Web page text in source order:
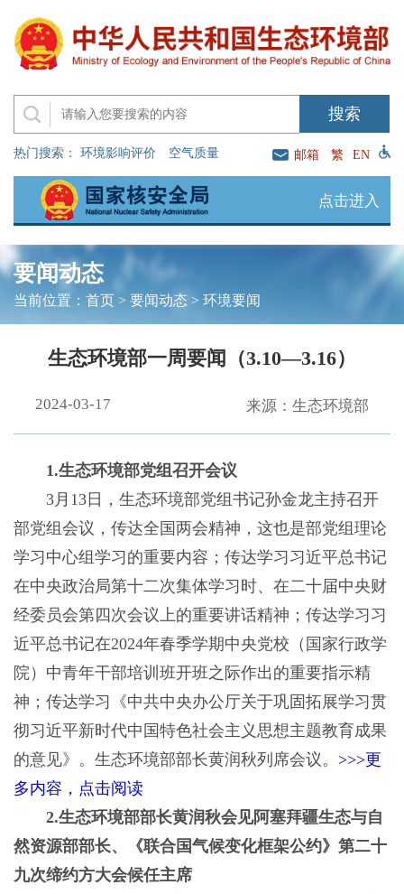
热门搜索： 环境影响评价 空气质量 邮箱 繁 EN
点击进入
要闻动态
当前位置： 首页> 要闻动态 > 环境要闻
生态环境部一周要闻（3.10—3.16）
2024-03-17 来源：生态环境部
1.生态环境部党组召开会议
3月13日，生态环境部党组书记孙金龙主持召开
部党组会议，传达全国两会精神，这也是部党组理论
学习中心组学习的重要内容；传达学习习近平总书记
在中央政治局第十二次集体学习时、在二十届中央财
经委员会第四次会议上的重要讲话精神；传达学习习
近平总书记在2024年春季学期中央党校（国家行政学
院）中青年干部培训班开班之际作出的重要指示精
神；传达学习《中共中央办公厅关于巩固拓展学习贯
彻习近平新时代中国特色社会主义思想主题教育成果
的意见》。生态环境部部长黄润秋列席会议。 >>>更
多内容，点击阅读
2.生态环境部部长黄润秋会见阿塞拜疆生态与自
然资源部部长、《联合国气候变化框架公约》第二十
九次缔约方大会候任主席